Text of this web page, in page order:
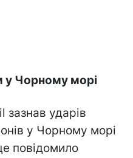
у Чорному морі
зазнав ударів
у Чорному морі
повідомило